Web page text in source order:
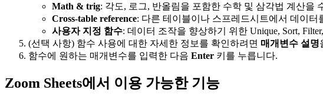
Math & trig: 각도, 로그, 반올림을 포함한 수학 및 삼각법 계산을
Cross-table reference: 다른 테이블이나 스프레드시트에서 데이터
사용자 지정 함수: 데이터 조작을 향상하기 위한 Unique, Sort,
(선택 사항) 함수 사용에 대한 자세한 정보를 확인하려면 매개변수 설명
함수에 원하는 매개변수를 입력한 다음 Enter 키를 누릅니다.
Zoom Sheets에서 이용 가능한 기능